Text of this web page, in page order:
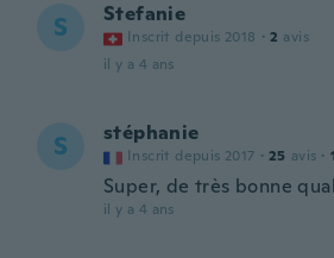
S Stefanie
Inscrit depuis 2018 · 2 avis
il y a 4 ans
S stéphanie
Inscrit depuis 2017 · 25 avis ·
Super, de très bonne
il y a 4 ans